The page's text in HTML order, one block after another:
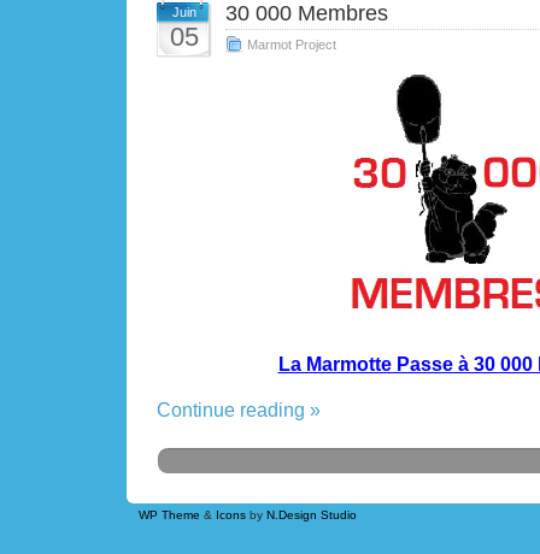
Juin
05
30 000 Membres
Marmot Project
La Marmotte Passe à 30 000
Continue reading »
WP Theme & Icons by N.Design Studio